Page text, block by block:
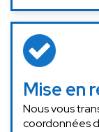
Mise en
Nous vous
coordonnées